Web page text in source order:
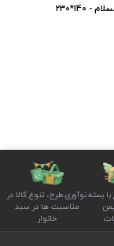
بستهنوآوری طرح، تنوع کالا در
مناسبت ها در سبد
خانوار